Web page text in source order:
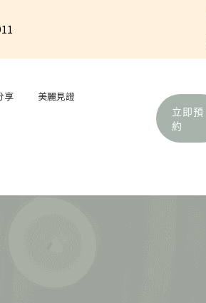
享 美麗見證
立即預
約